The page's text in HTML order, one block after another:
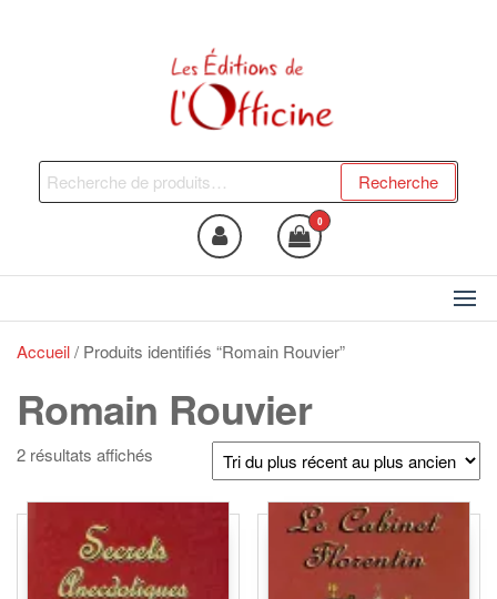
Les Editions de l'Officine
du bien !
Recherche
pour :
Recherche
0
Accueil/ Produits identifiés “Romain Rouvier”
Romain Rouvier
2 résultats affichés
plus
récent
au
plus